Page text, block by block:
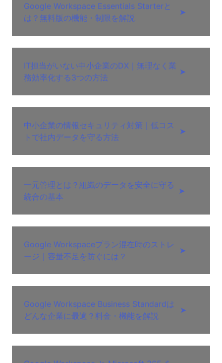
Google Workspace Essentials Starterと
は？無料版の機能・制限を解説
➤
IT担当がいない中小企業のDX｜無理なく業
務効率化する3つの方法
➤
中小企業の情報セキュリティ対策｜低コス
トで社内データを守る方法
➤
一元管理とは？組織のデータを安全に守る
統合の基本
➤
Google Workspaceプラン混在時のストレ
ージ｜容量不足を防ぐには？
➤
Google Workspace Business Standardは
どんな企業に最適？料金・機能を解説
➤